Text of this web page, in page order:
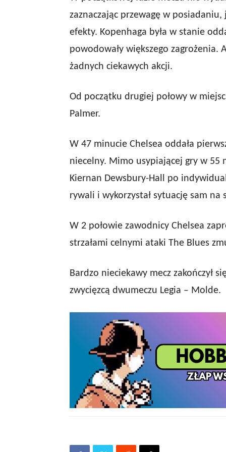
zaznaczając przewagę w
efekty. Kopenhaga była w stanie
powodowały większego zagrożenia.
żadnych ciekawych akcji.
Od początku drugiej połowy w
Palmer.
W 47 minucie Chelsea oddała
niecelny. Mimo usypiającej gry w
Kiernan Dewsbury-Hall po
rywali i wykorzystał sytuację sam na
W 2 połowie zawodnicy Chelsea
strzałami celnymi ataki The Blues
Bardzo nieciekawy mecz zakończył
zwycięzcą dwumeczu Legia – Molde.